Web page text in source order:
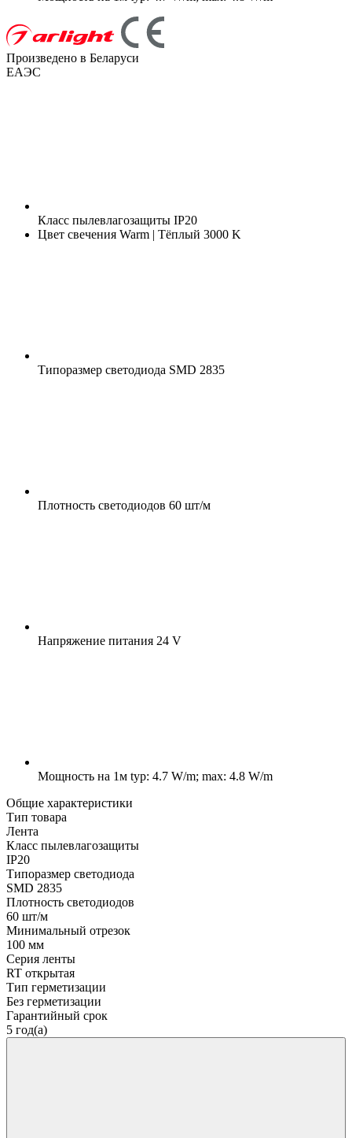
Произведено в Беларуси
ЕАЭС
Класс пылевлагозащиты IP20
Цвет свечения Warm | Тёплый 3000 K
Типоразмер светодиода SMD 2835
Плотность светодиодов 60 шт/м
Напряжение питания 24 V
Мощность на 1м typ: 4.7 W/m; max: 4.8 W/m
Общие характеристики
Тип товара
Лента
Класс пылевлагозащиты
IP20
Типоразмер светодиода
SMD 2835
Плотность светодиодов
60 шт/м
Минимальный отрезок
100 мм
Серия ленты
RT открытая
Тип герметизации
Без герметизации
Гарантийный срок
5 год(а)